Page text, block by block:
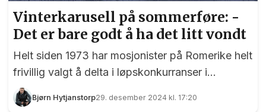
Vinterkarusell på sommerføre: -
Det er bare godt å ha det litt vondt
Helt siden 1973 har mosjonister på Romerike helt
frivillig valgt å delta i løpskonkurranser i
vinterhalvåret. Mens andre jakter på snø og
skiløyper er det andre som håper på gode is- og
Bjørn Hytjanstorp29. desember 2024 kl. 17:20